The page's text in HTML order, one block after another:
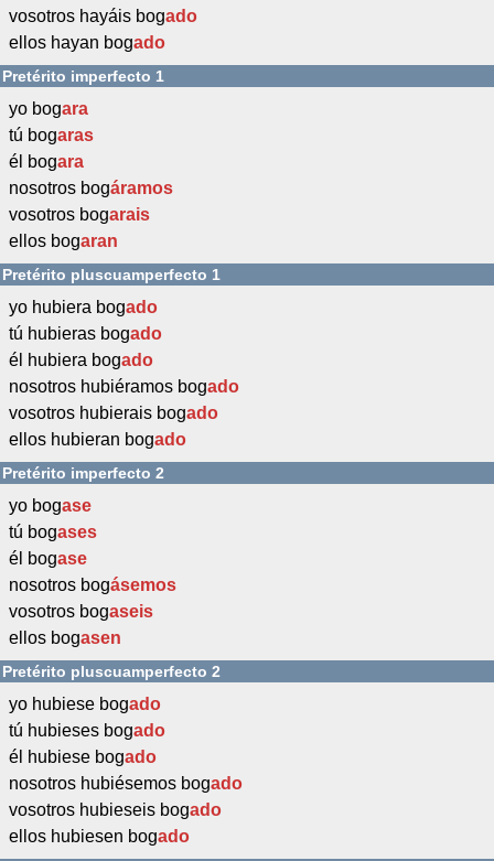
vosotros hayáis bogado
ellos hayan bogado
Pretérito imperfecto 1
yo bogara
tú bogaras
él bogara
nosotros bogáramos
vosotros bogarais
ellos bogaran
Pretérito pluscuamperfecto 1
yo hubiera bogado
tú hubieras bogado
él hubiera bogado
nosotros hubiéramos bogado
vosotros hubierais bogado
ellos hubieran bogado
Pretérito imperfecto 2
yo bogase
tú bogases
él bogase
nosotros bogásemos
vosotros bogaseis
ellos bogasen
Pretérito pluscuamperfecto 2
yo hubiese bogado
tú hubieses bogado
él hubiese bogado
nosotros hubiésemos bogado
vosotros hubieseis bogado
ellos hubiesen bogado